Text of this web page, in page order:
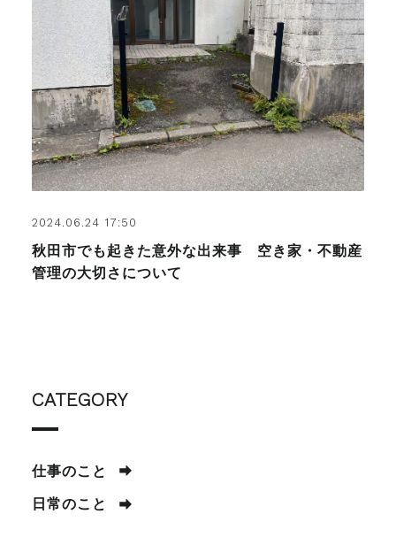
2024.06.24 17:50
秋田市でも起きた意外な出来事 空き家・不動産
管理の大切さについて
CATEGORY
仕事のこと
日常のこと